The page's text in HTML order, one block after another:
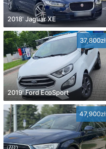
2018' Jaguar XE
37,800zł
2019' Ford EcoSport
47,900zł